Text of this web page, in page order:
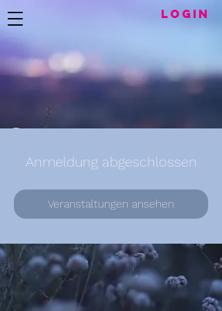
LogIN
Anmeldung abgeschlossen
Veranstaltungen ansehen